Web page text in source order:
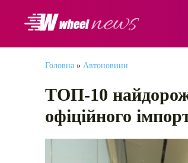
Головна » Автоновини
ТОП-10
офіційного